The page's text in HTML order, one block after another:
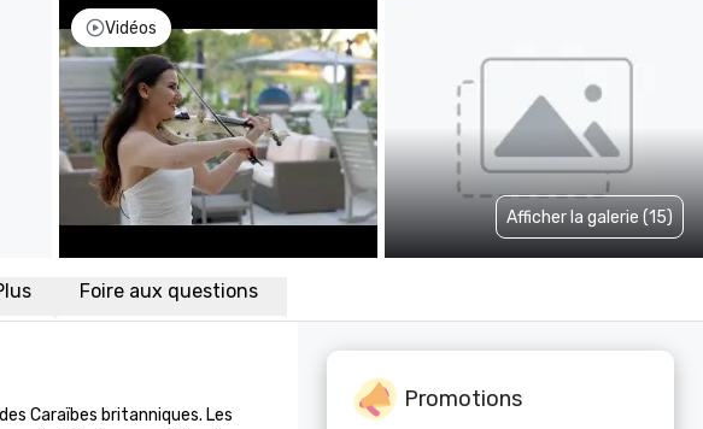
Vidéos
Afficher la galerie (15)
Foire aux questions
Caraïbes britanniques. Les
Promotions